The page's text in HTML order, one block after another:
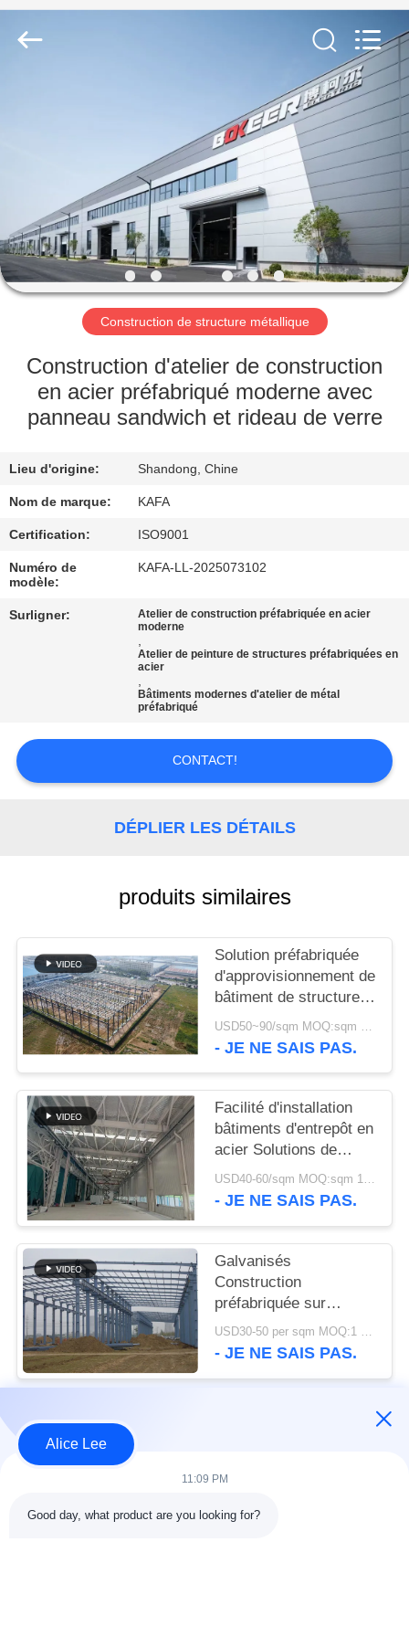
VIDÉOS
SPECTACLE
DE
RÉALITÉ
VIRTUELLE
DE
NOUS
VISITE
DE
L'USINE
CONTRÔLE
NOUS
PLAN
DU
SITE
POLITIQUE
DE
CONFIDENTIALITÉ
Qingdao
Fabrication
Construction de structure métallique
Construction d'atelier de construction
en acier préfabriqué moderne avec
panneau sandwich et rideau de verre
Lieu d'origine: Shandong, Chine
Nom de marque: KAFA
Certification: ISO9001
Numéro de
modèle:
KAFA-LL-2025073102
Surligner:
Atelier de construction préfabriquée en acier
moderne
,
Atelier de peinture de structures préfabriquées en
acier
,
Bâtiments modernes d'atelier de métal
préfabriqué
CONTACT!
DÉPLIER LES DÉTAILS
produits similaires
Solution préfabriquée
d'approvisionnement de
bâtiment de structure
métallique pour
l'industrie
USD50~90/sqm MOQ:sqm 1000
- JE NE SAIS PAS.
Facilité d'installation
bâtiments d'entrepôt en
acier Solutions de
stockage
respectueuses de
USD40-60/sqm MOQ:sqm 1000
- JE NE SAIS PAS.
Galvanisés
Construction
préfabriquée sur
mesure cadre en acier USD30-50 per sqm MOQ:1 000 m2
- JE NE SAIS PAS.
Catégories populaires Tous
structure métallique
métallique
Alice Lee
11:09 PM
Good day, what product are you looking for?